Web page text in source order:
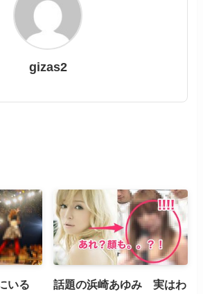
gizas2
いる
話題の浜崎あゆみ 実はわ